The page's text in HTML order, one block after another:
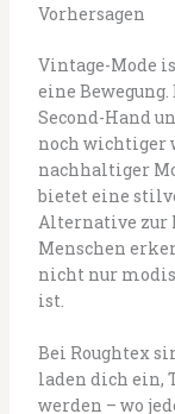
Vorhersagen
Vintage-Mode
eine
Second-Hand
noch wichtiger
nachhaltiger
bietet eine
Alternative zur
Menschen
nicht nur
ist.
Bei Roughtex
laden dich ein,
werden – wo